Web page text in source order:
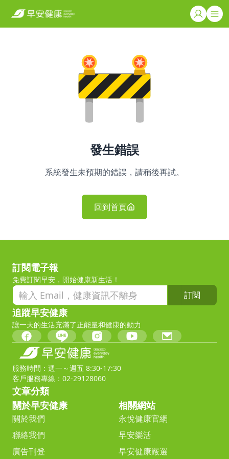
發生錯誤
系統發生未預期的錯誤，請稍後再試。
回到首頁
訂閱電子報
免費訂閱早安，開始健康新生活！
訂閱
追蹤早安健康
讓一天的生活充滿了正能量和健康的動力
服務時間：週一～週五 8:30-17:30
客戶服務專線：02-29128060
文章分類
關於早安健康
關於我們
聯絡我們
廣告刊登
相關網站
永悅健康官網
早安樂活
早安健康嚴選